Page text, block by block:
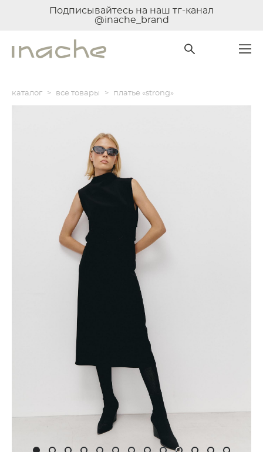
Подписывайтесь на наш тг-канал
@inache_brand
каталог > все товары > платье «strong»